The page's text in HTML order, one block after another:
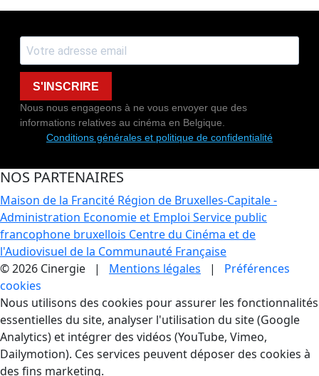
S'INSCRIRE
Nous nous engageons à ne vous envoyer que des
informations relatives au cinéma en Belgique.
Conditions générales et politique de confidentialité
NOS PARTENAIRES
Maison de la Francité Région de Bruxelles-Capitale -
Administration Economie et Emploi Service public
francophone bruxellois Centre du Cinéma et de
l'Audiovisuel de la Communauté Française
© 2026 Cinergie | Mentions légales | Préférences
cookies
Gestion des Cookies
Nous utilisons des cookies pour assurer les fonctionnalités
essentielles du site, analyser l'utilisation du site (Google
Analytics) et intégrer des vidéos (YouTube, Vimeo,
Dailymotion). Ces services peuvent déposer des cookies à
des fins marketing.